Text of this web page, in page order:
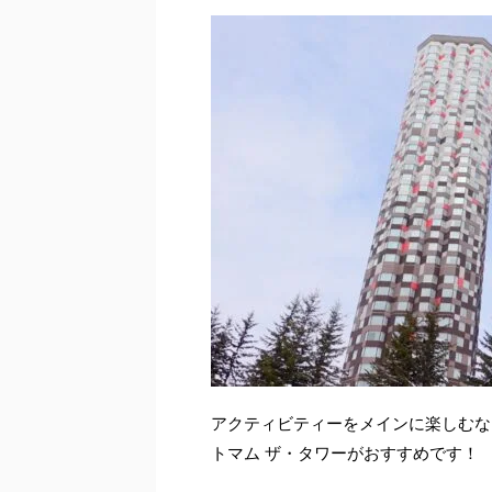
アクティビティーをメインに楽しむ
トマム ザ・タワーがおすすめです！